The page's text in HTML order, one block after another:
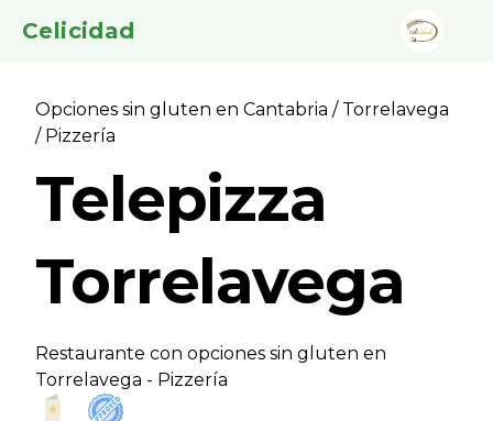
Celicidad
Opciones sin gluten en Cantabria / Torrelavega
/ Pizzerí­a
Telepizza
Torrelavega
Restaurante con opciones sin gluten en
Torrelavega - Pizzerí­a